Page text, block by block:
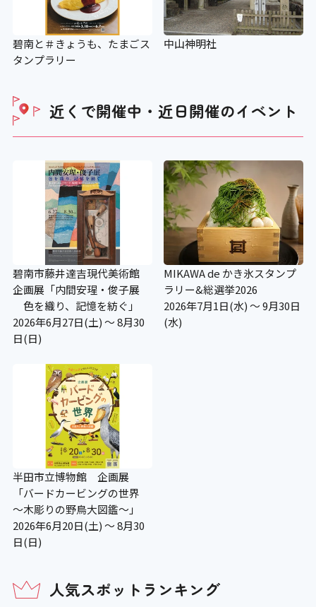
〇 150cm
車いすの貸し出し
〇
ベビーカーの貸し出し
〇
×
授乳コーナー
×
補助犬の入場可
補助犬用のトイレ
碧南と＃きょうも、たまごス
タンプラリー
中山神明社
近くで開催中・近日開催のイベント
碧南市藤井達吉現代美術館
企画展「内間安瑆・俊子展
色を織り、記憶を紡ぐ」
2026年6月27日(土) ～ 8月30
日(日)
MIKAWA de かき氷スタンプ
ラリー&総選挙2026
2026年7月1日(水) ～ 9月30日
(水)
半田市立博物館 企画展
「バードカービングの世界
～木彫りの野鳥大図鑑～」
2026年6月20日(土) ～ 8月30
日(日)
人気スポットランキング